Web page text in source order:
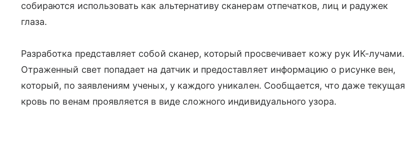
собираются использовать как альтернативу сканерам отпечатков, лиц и радужек
глаза.
Разработка представляет собой сканер, который просвечивает кожу рук ИК-лучами.
Отраженный свет попадает на датчик и предоставляет информацию о рисунке вен,
который, по заявлениям ученых, у каждого уникален. Сообщается, что даже текущая
кровь по венам проявляется в виде сложного индивидуального узора.